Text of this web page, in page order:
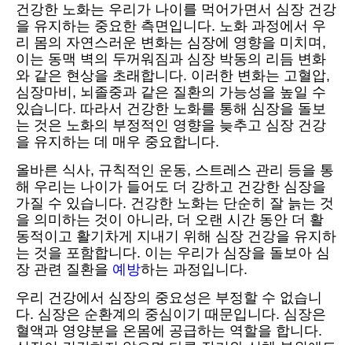
건강한 노화는 우리가 나이를 먹어가면서 심장 건강
을 유지하는 중요한 측면입니다. 노화 과정에서 우
리 몸의 자연스러운 변화는 심장에 영향을 미치며,
이는 동맥 벽의 두꺼워짐과 심장 박동의 리듬 변화
와 같은 현상을 초래합니다. 이러한 변화는 고혈압,
심장마비, 뇌졸중과 같은 질환의 가능성을 높일 수
있습니다. 따라서 건강한 노화를 통해 심장을 돌보
는 것은 노화의 부정적인 영향을 늦추고 심장 건강
을 유지하는 데 매우 중요합니다.
올바른 식사, 규칙적인 운동, 스트레스 관리 등을 통
해 우리는 나이가 들어도 더 강하고 건강한 심장을
가질 수 있습니다. 건강한 노화는 단순히 잘 늙는 것
을 의미하는 것이 아니라, 더 오랜 시간 동안 더 활
동적이고 활기차게 지내기 위해 심장 건강을 유지하
는 것을 포함합니다. 이는 우리가 심장을 돌보아 심
장 관련 질환을 예방하는 과정입니다.
우리 건강에서 심장의 중요성은 부정할 수 없습니
다. 심장은 순환계의 중심이기 때문입니다. 심장은
혈액과 영양분을 온몸에 공급하는 역할을 합니다.